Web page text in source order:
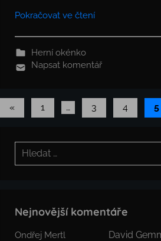
Pokračovat ve čtení
Herní okénko
Napsat komentář
Stránkování
«Předchozí
příspěvky
1 … 3 4 5
Hledat:
Nejnovější komentáře
Ondřej Mertl
David